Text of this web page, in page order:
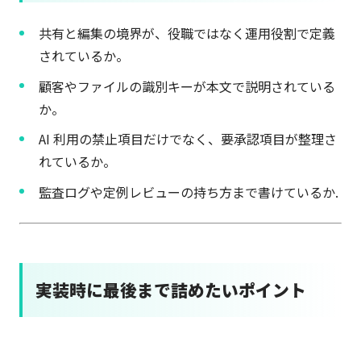
共有と編集の境界が、役職ではなく運用役割で定義
されているか。
顧客やファイルの識別キーが本文で説明されている
か。
AI 利用の禁止項目だけでなく、要承認項目が整理さ
れているか。
監査ログや定例レビューの持ち方まで書けているか.
実装時に最後まで詰めたいポイント